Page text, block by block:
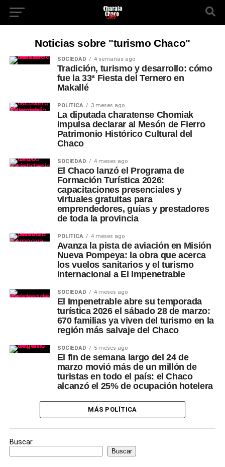
Noticias sobre "turismo Chaco"
SOCIEDAD 4 semanas ago
Tradición, turismo y desarrollo: cómo
fue la 33ª Fiesta del Ternero en
Makallé
POLÍTICA 3 meses ago
La diputada charatense Chomiak
impulsa declarar al Mesón de Fierro
Patrimonio Histórico Cultural del
Chaco
SOCIEDAD 4 meses ago
El Chaco lanzó el Programa de
Formación Turística 2026:
capacitaciones presenciales y
virtuales gratuitas para
emprendedores, guías y prestadores
de toda la provincia
POLÍTICA 4 meses ago
Avanza la pista de aviación en Misión
Nueva Pompeya: la obra que acerca
los vuelos sanitarios y el turismo
internacional a El Impenetrable
SOCIEDAD 4 meses ago
El Impenetrable abre su temporada
turística 2026 el sábado 28 de marzo:
670 familias ya viven del turismo en la
región más salvaje del Chaco
SOCIEDAD 5 meses ago
El fin de semana largo del 24 de
marzo movió más de un millón de
turistas en todo el país: el Chaco
alcanzó el 25% de ocupación hotelera
MÁS POLÍTICA
Buscar
Buscar